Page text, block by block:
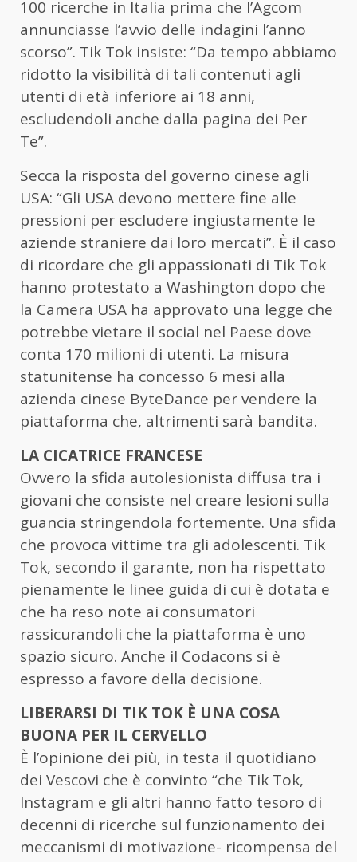
100 ricerche in Italia prima che l’Agcom
annunciasse l’avvio delle indagini l’anno
scorso”. Tik Tok insiste: “Da tempo abbiamo
ridotto la visibilità di tali contenuti agli
utenti di età inferiore ai 18 anni,
escludendoli anche dalla pagina dei Per
Te”.
Secca la risposta del governo cinese agli
USA: “Gli USA devono mettere fine alle
pressioni per escludere ingiustamente le
aziende straniere dai loro mercati”. È il caso
di ricordare che gli appassionati di Tik Tok
hanno protestato a Washington dopo che
la Camera USA ha approvato una legge che
potrebbe vietare il social nel Paese dove
conta 170 milioni di utenti. La misura
statunitense ha concesso 6 mesi alla
azienda cinese ByteDance per vendere la
piattaforma che, altrimenti sarà bandita.
LA CICATRICE FRANCESE
Ovvero la sfida autolesionista diffusa tra i
giovani che consiste nel creare lesioni sulla
guancia stringendola fortemente. Una sfida
che provoca vittime tra gli adolescenti. Tik
Tok, secondo il garante, non ha rispettato
pienamente le linee guida di cui è dotata e
che ha reso note ai consumatori
rassicurandoli che la piattaforma è uno
spazio sicuro. Anche il Codacons si è
espresso a favore della decisione.
LIBERARSI DI TIK TOK È UNA COSA
BUONA PER IL CERVELLO
È l’opinione dei più, in testa il quotidiano
dei Vescovi che è convinto “che Tik Tok,
Instagram e gli altri hanno fatto tesoro di
decenni di ricerche sul funzionamento dei
meccanismi di motivazione- ricompensa del